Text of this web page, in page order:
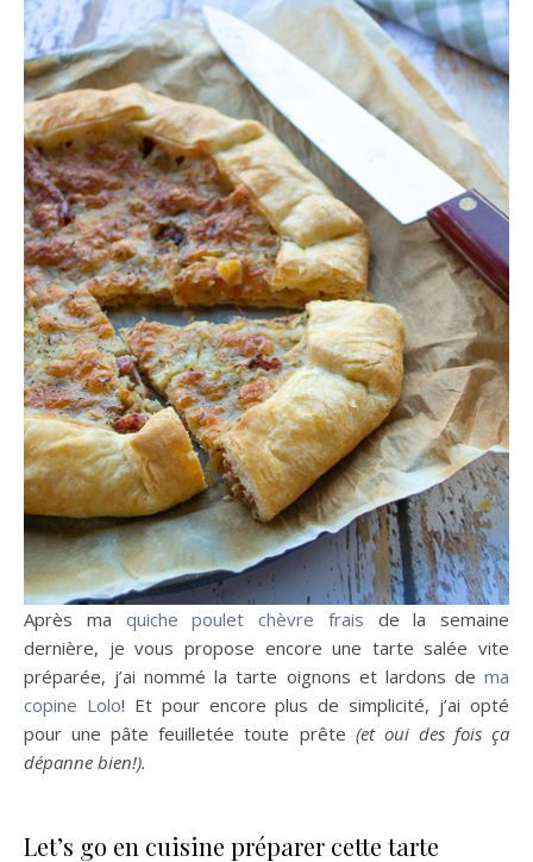
Après ma quiche poulet chèvre frais de la semaine
dernière, je vous propose encore une tarte salée vite
préparée, j’ai nommé la tarte oignons et lardons de ma
copine Lolo! Et pour encore plus de simplicité, j’ai opté
pour une pâte feuilletée toute prête (et oui des fois ça
dépanne bien!).
Let’s go en cuisine préparer cette tarte